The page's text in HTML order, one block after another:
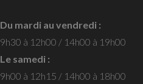
Du mardi au vendredi :
9h30 à 12h00 / 14h00 à 19h00
Le samedi :
9h00 à 12h15 / 14h00 à 18h00